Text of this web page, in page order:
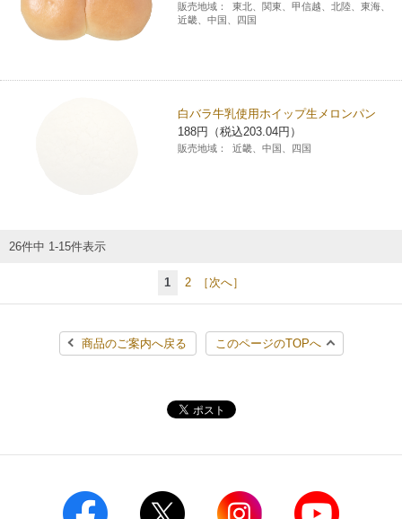
販売地域：
東北、関東、甲信越、北陸、東海、
近畿、中国、四国
白バラ牛乳使用ホイップ生メロンパン
188円（税込203.04円）
販売地域： 近畿、中国、四国
26件中 1-15件表示
1 2 ［次へ］
商品のご案内へ戻る このページのTOPへ